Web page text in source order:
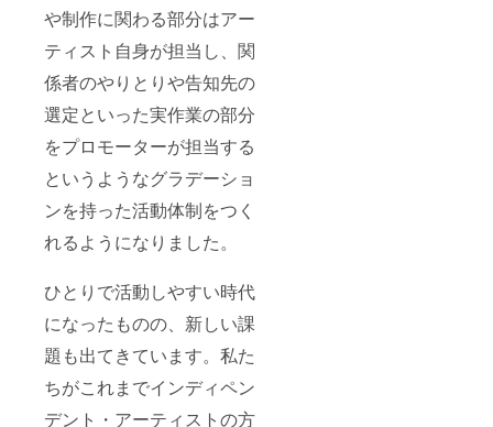
や制作に関わる部分はアー
ティスト自身が担当し、関
係者のやりとりや告知先の
選定といった実作業の部分
をプロモーターが担当する
というようなグラデーショ
ンを持った活動体制をつく
れるようになりました。
ひとりで活動しやすい時代
になったものの、新しい課
題も出てきています。私た
ちがこれまでインディペン
デント・アーティストの方